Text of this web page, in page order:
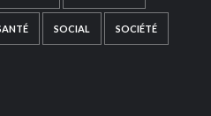
SOCIAL SOCIÉTÉ